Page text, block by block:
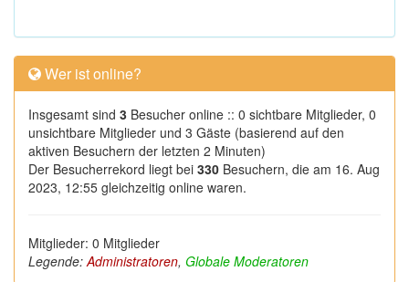
Wer ist online?
Insgesamt sind 3 Besucher online :: 0 sichtbare Mitglieder, 0
unsichtbare Mitglieder und 3 Gäste (basierend auf den
aktiven Besuchern der letzten 2 Minuten)
Der Besucherrekord liegt bei 330 Besuchern, die am 16. Aug
2023, 12:55 gleichzeitig online waren.
Mitglieder: 0 Mitglieder
Legende:Administratoren, Globale Moderatoren